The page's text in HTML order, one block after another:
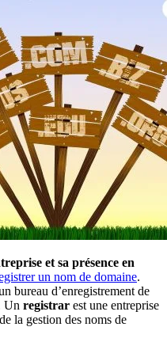
et sa présence en
un nom de domaine.
bureau d’enregistrement de
Un registrar est une entreprise
la gestion des noms de